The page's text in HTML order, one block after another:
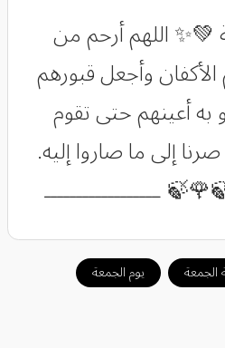
💚✨ اللهم أرحم من
وأجعل قبورهم
أعينهم حتى تقوم
إلى ما صاروا إليه.
ــــــــــــــــــ
الجمعة
يوم الجمعة